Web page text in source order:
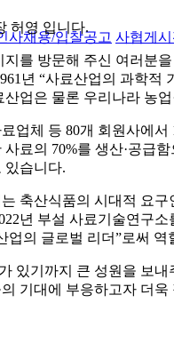
사채용/입찰공고 사협게
허영 입니다.
지를 방문해 주신 여러분
년 “사료산업의 과학적
업은 물론 우리나라 농
업체 등 80개 회원사에
료의 70%를 생산·공급
있습니다.
축산식품의 시대적 요
년 부설 사료기술연구
업의 글로벌 리더”로써
있기까지 큰 성원을 보
기대에 부응하고자 더